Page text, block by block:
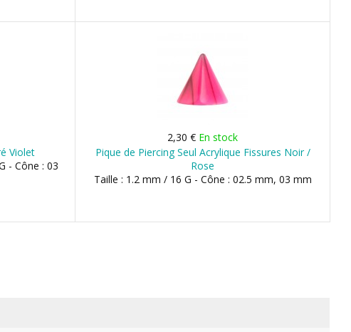
Violet
- Cône : 03
2,30 € En stock
Pique de Piercing Seul Acrylique Fissures Noir /
Rose
Taille : 1.2 mm / 16 G - Cône : 02.5 mm, 03 mm